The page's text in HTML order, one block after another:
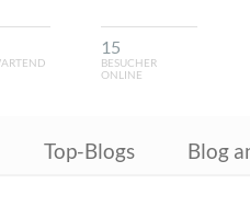
15
BESUCHER
ONLINE
Top-Blogs Blog